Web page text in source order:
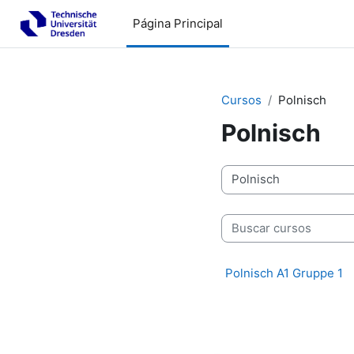
Salta al contenido principal
Página Principal
Cursos Polnisch
Polnisch
Categorías
Buscar cursos
Polnisch A1 Gruppe 1